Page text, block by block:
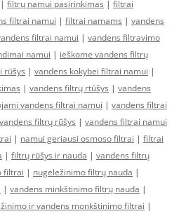
| filtrų namui pasirinkimas | filtrai
filtrai namui | filtrai namams | vandens
filtrai namui | vandens filtravimo
namui | ieškome vandens filtrų
rūšys | vandens kokybei filtrai namui |
| vandens filtrų rtūšys | vandens
vandens filtrai namui | vandens filtrai
vandens filtrų rūšys | vandens filtrai namui
| namui geriausi osmoso filtrai | filtrai
| filtrų rūšys ir nauda | vandens filtrų
filtrai | nugeležinimo filtrų nauda |
| vandens minkštinimo filtrų nauda |
ir vandens monkštinimo filtrai |